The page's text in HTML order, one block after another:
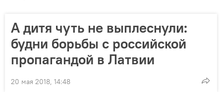
А дитя чуть не выплеснули:
будни борьбы с российской
пропагандой в Латвии
20 мая 2018, 14:48